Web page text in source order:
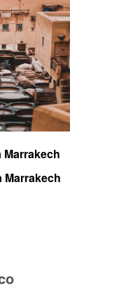
Marrakech
Marrakech